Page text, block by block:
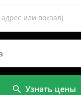
или вокзал)
Узнать цены